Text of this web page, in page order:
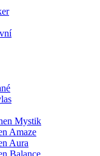
Mystik
Amaze
Aura
Balance